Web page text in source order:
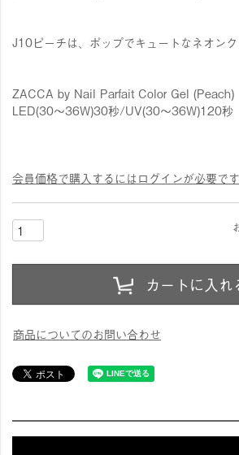
J10ピーチは、ポップでキュートなネオンク
ZACCA by Nail Parfait Color Gel (Peach)
LED(30〜36W)30秒/UV(30〜36W)120秒
会員価格で購入するにはログインが必要です
カートに入れ
商品についてのお問い合わせ